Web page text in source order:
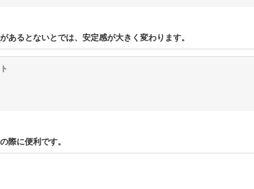
あるとないとでは、安定感が大きく変わります。
際に便利です。